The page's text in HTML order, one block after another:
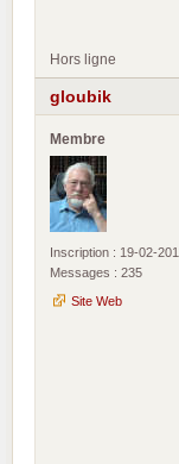
Hors ligne
gloubik
Membre
Inscription : 19-02-
Messages : 235
Site Web